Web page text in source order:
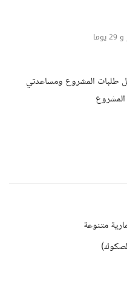
طلبات المشروع ومساعدتي
متنوعة